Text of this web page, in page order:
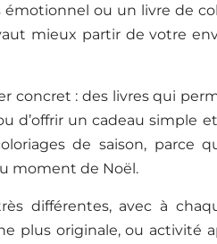
ou un livre de
mieux partir de votre
concret : des livres qui
d’offrir un cadeau simple
de saison, parce
moment de Noël.
différentes, avec à
plus originale, ou activité